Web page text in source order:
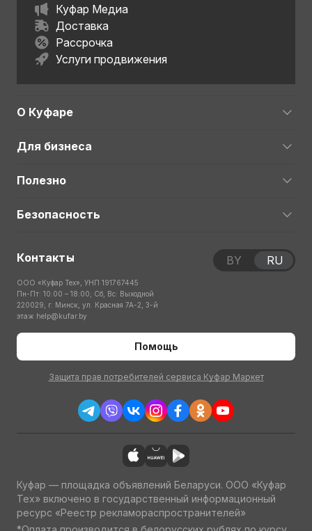
Куфар Медиа
Доставка
Рассрочка
Услуги продвижения
О Куфаре
Для бизнеса
Полезно
Безопасность
Контакты
ООО «Куфар Тех», УНП 191767445
Пн-Пт: 10:00 – 18:00; Сб, Вс: Выходной
220029, г. Минск, ул. Красная 7А-2, 3-й
этаж help@kufar.by
Помощь
Защита прав потребителей сервиса Куфар Маркет
BY RU
Куфар — площадка объявлений Беларуси. ООО «Куфар
Тех» включено в государственный информационный
ресурс «Реестр рекламораспространителей»